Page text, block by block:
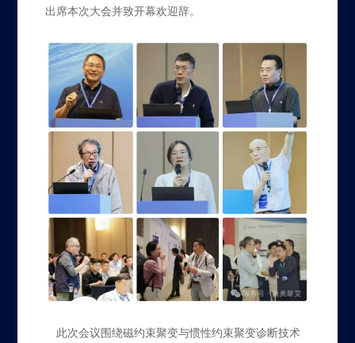
出席本次大会并致开幕欢迎辞。
此次会议围绕磁约束聚变与惯性约束聚变诊断技术